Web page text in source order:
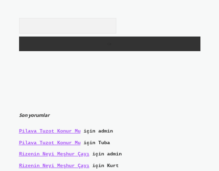
Son yorumlar
Pilava Tuzot Konur Muiçin admin
Pilava Tuzot Konur Muiçin Tuba
Rizenin Neyi Meşhur Çayıiçin admin
Rizenin Neyi Meşhur Çayıiçin Kurt